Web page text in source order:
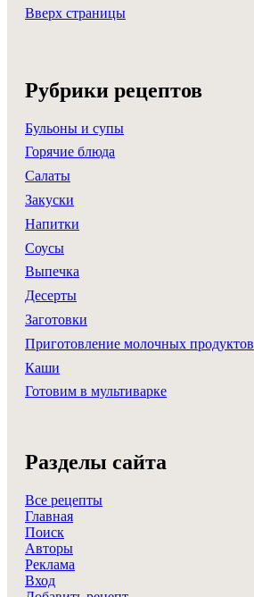
Вверх страницы
Рубрики рецептов
Бульоны и супы
Горячие блюда
Салаты
Закуски
Напитки
Соусы
Выпечка
Десерты
Заготовки
Приготовление молочных продуктов
Каши
Готовим в мультиварке
Разделы сайта
Все рецепты
Главная
Поиск
Авторы
Реклама
Вход